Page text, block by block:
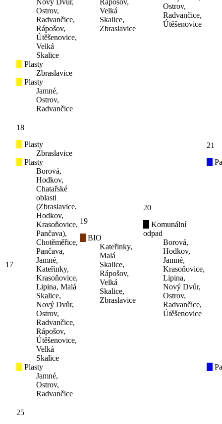
Ostrov,
Radvančice,
Rápošov,
Útěšenovice,
Velká
Skalice
Plasty
Zbraslavice
Plasty
Jamné,
Ostrov,
Radvančice
Velká
Skalice,
Zbraslavice
Ostrov,
Radvančice,
Útěšenovice
17
18
Plasty
Zbraslavice
Plasty
Borová,
Hodkov,
Chatařské
oblasti
(Zbraslavice,
Hodkov,
Krasoňovice,
Pančava),
Chotěměřice,
Pančava,
Jamné,
Kateřinky,
Krasoňovice,
Lipina, Malá
Skalice,
Nový Dvůr,
Ostrov,
Radvančice,
Rápošov,
Útěšenovice,
Velká
Skalice
Plasty
Jamné,
Ostrov,
Radvančice
19
BIO
Kateřinky,
Malá
Skalice,
Rápošov,
Velká
Skalice,
Zbraslavice
20
Komunální
odpad
Borová,
Hodkov,
Jamné,
Krasoňovice,
Lipina,
Nový Dvůr,
Ostrov,
Radvančice,
Útěšenovice
21
25